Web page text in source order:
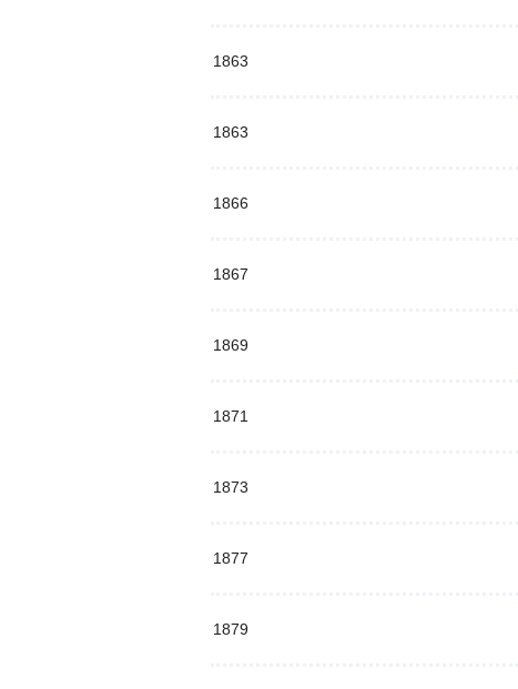
1863
1863
1866
1867
1869
1871
1873
1877
1879